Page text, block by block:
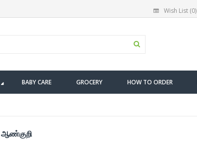
Wish List (0)
BABY CARE GROCERY HOW TO ORDER
ஆண்குறி